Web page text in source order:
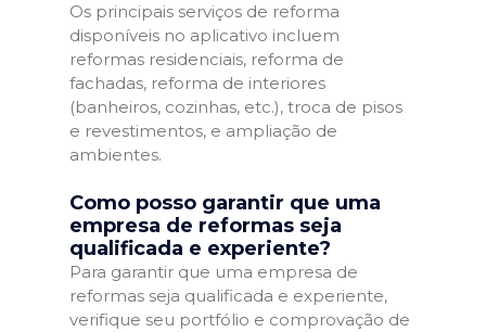
Os principais serviços de reforma
disponíveis no aplicativo incluem
reformas residenciais, reforma de
fachadas, reforma de interiores
(banheiros, cozinhas, etc.), troca de pisos
e revestimentos, e ampliação de
ambientes.
Como posso garantir que uma
empresa de reformas seja
qualificada e experiente?
Para garantir que uma empresa de
reformas seja qualificada e experiente,
verifique seu portfólio e comprovação de